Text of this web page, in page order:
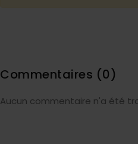
Commentaires (0)
Aucun commentaire n'a été